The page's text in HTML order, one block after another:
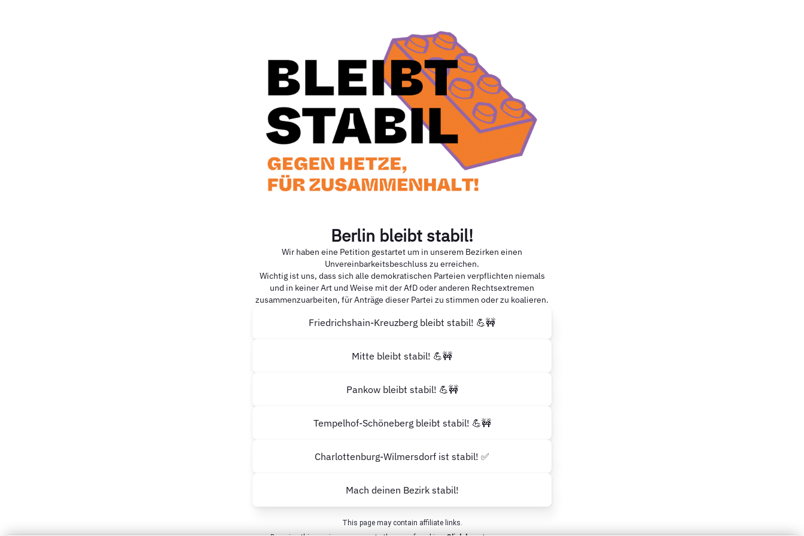
Berlin bleibt stabil!
Wir haben eine Petition gestartet um in unserem Bezirken einen
Unvereinbarkeitsbeschluss zu erreichen.
Wichtig ist uns, dass sich alle demokratischen Parteien verpflichten niemals
und in keiner Art und Weise mit der AfD oder anderen Rechtsextremen
zusammenzuarbeiten, für Anträge dieser Partei zu stimmen oder zu koalieren.
Friedrichshain-Kreuzberg bleibt stabil! 💪🚧
Mitte bleibt stabil! 💪🚧
Pankow bleibt stabil! 💪🚧
Tempelhof-Schöneberg bleibt stabil! 💪🚧
Charlottenburg-Wilmersdorf ist stabil! ✅
Mach deinen Bezirk stabil!
This page may contain affiliate links.